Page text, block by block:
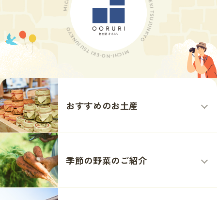
おすすめのお土産
季節の野菜のご紹介